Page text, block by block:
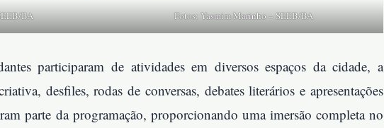
BA Fotos: Yasmim Marinho – SEEB/BA
participaram de atividades em diversos espaços da cidade, a
desfiles, rodas de conversas, debates literários e apresentações
parte da programação, proporcionando uma imersão completa no